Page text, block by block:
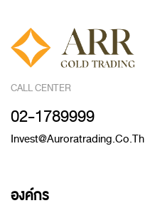
CALL CENTER
02-1789999
Invest@auroratrading.co.th
องค์กร